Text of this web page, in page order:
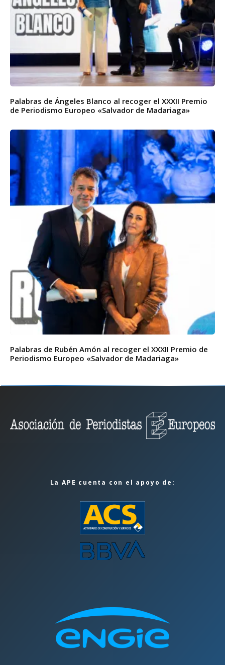
Palabras de Ángeles Blanco al recoger el XXXII Premio
de Periodismo Europeo «Salvador de Madariaga»
Palabras de Rubén Amón al recoger el XXXII Premio de
Periodismo Europeo «Salvador de Madariaga»
La APE cuenta con el apoyo de: